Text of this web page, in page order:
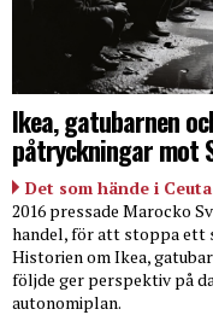
Ikea, gatubarnen
påtryckningar mot
Det som hände i Ceuta
2016 pressade Marocko
handel, för att stoppa ett
Historien om Ikea,
följde ger perspektiv på
autonomiplan.